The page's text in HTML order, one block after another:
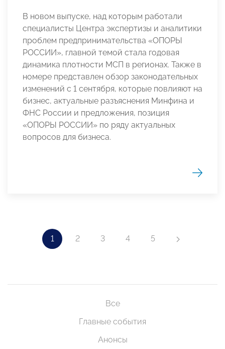
В новом выпуске, над которым работали
специалисты Центра экспертизы и аналитики
проблем предпринимательства «ОПОРЫ
РОССИИ», главной темой стала годовая
динамика плотности МСП в регионах. Также в
номере представлен обзор законодательных
изменений с 1 сентября, которые повлияют на
бизнес, актуальные разъяснения Минфина и
ФНС России и предложения, позиция
«ОПОРЫ РОССИИ» по ряду актуальных
вопросов для бизнеса.
1 2 3 4 5
Все
Главные события
Анонсы